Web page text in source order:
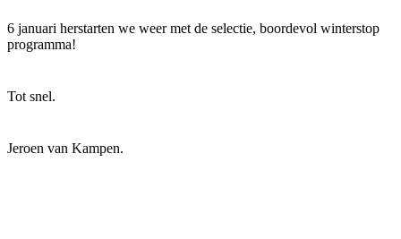
6 januari herstarten we weer met de selectie, boordevol winterstop
programma!
Tot snel.
Jeroen van Kampen.